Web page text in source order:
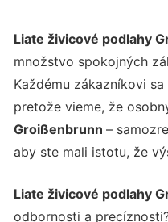
Liate živicové podlahy
množstvo spokojných
Každému zákazníkovi
pretože vieme, že
Groißenbrunn –
aby ste mali istotu, že
Liate živicové podlahy
odbornosti a